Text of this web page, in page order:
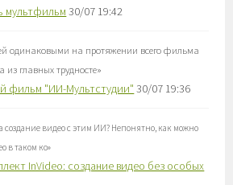
мультфильм 30/07 19:42
одинаковыми на протяжении всего фильма
из главных трудносте»
фильм "ИИ-Мультстудии" 30/07 19:36
создание видео с этим ИИ? Непонятно, как можно
в таком ко»
InVideo: создание видео без особых